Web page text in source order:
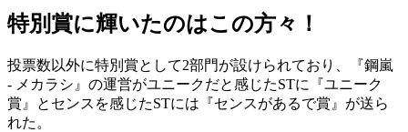
特別賞に輝いたのはこの方々！
投票数以外に特別賞として2部門が設けられており、『鋼嵐
- メカラシ』の運営がユニークだと感じたSTに
『ユニーク
賞』
とセンスを感じたSTには 『センスがあるで賞』 が送ら
れた。